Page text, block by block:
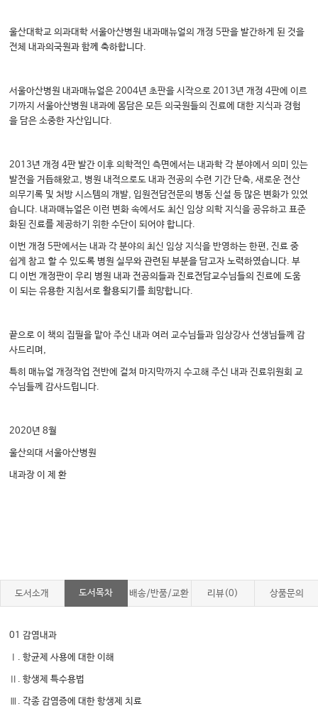
울산대학교 의과대학 서울아산병원 내과매뉴얼의 개정 5판을 발간하게 된 것을
전체 내과의국원과 함께 축하합니다.
서울아산병원 내과매뉴얼은 2004년 초판을 시작으로 2013년 개정 4판에 이르
기까지 서울아산병원 내과에 몸담은 모든 의국원들의 진료에 대한 지식과 경험
을 담은 소중한 자산입니다.
2013년 개정 4판 발간 이후 의학적인 측면에서는 내과학 각 분야에서 의미 있는
발전을 거듭해왔고, 병원 내적으로도 내과 전공의 수련 기간 단축, 새로운 전산
의무기록 및 처방 시스템의 개발, 입원전담전문의 병동 신설 등 많은 변화가 있었
습니다. 내과매뉴얼은 이런 변화 속에서도 최신 임상 의학 지식을 공유하고 표준
화된 진료를 제공하기 위한 수단이 되어야 합니다.
이번 개정 5판에서는 내과 각 분야의 최신 임상 지식을 반영하는 한편, 진료 중
쉽게 참고할 수 있도록 병원 실무와 관련된 부분을 담고자 노력하였습니다. 부
디 이번 개정판이 우리 병원 내과 전공의들과 진료전담교수님들의 진료에 도움
이 되는 유용한 지침서로 활용되기를 희망합니다.
끝으로 이 책의 집필을 맡아 주신 내과 여러 교수님들과 임상강사 선생님들께 감
사드리며,
특히 매뉴얼 개정작업 전반에 걸쳐 마지막까지 수고해 주신 내과 진료위원회 교
수님들께 감사드립니다.
2020년 8월
울산의대 서울아산병원
내과장 이 제 환
도서소개 도서목차 배송/반품/교환 리뷰(0) 상품문의
01 감염내과
Ⅰ. 항균제 사용에 대한 이해
Ⅱ. 항생제 특수용법
Ⅲ. 각종 감염증에 대한 항생제 치료